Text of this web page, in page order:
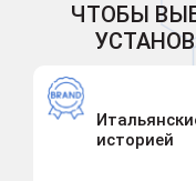
ЧТОБЫ
историей